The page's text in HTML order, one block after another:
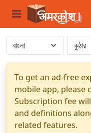
To get an ad-free
mobile app, please
Subscription fee
and definitions
related features.